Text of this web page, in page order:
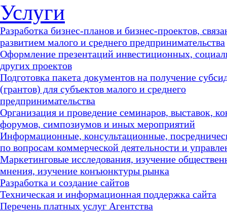
Услуги
Разработка бизнес-планов и бизнес-проектов,
развитием малого и среднего предпринимательства
Оформление презентаций инвестиционных,
других проектов
Подготовка пакета документов на получение
(грантов) для субъектов малого и среднего
предпринимательства
Организация и проведение семинаров, выставок,
форумов, симпозиумов и иных мероприятий
Информационные, консультационные,
по вопросам коммерческой деятельности и
Маркетинговые исследования, изучение
мнения, изучение конъюнктуры рынка
Разработка и создание сайтов
Техническая и информационная поддержка сайта
Перечень платных услуг Агентства